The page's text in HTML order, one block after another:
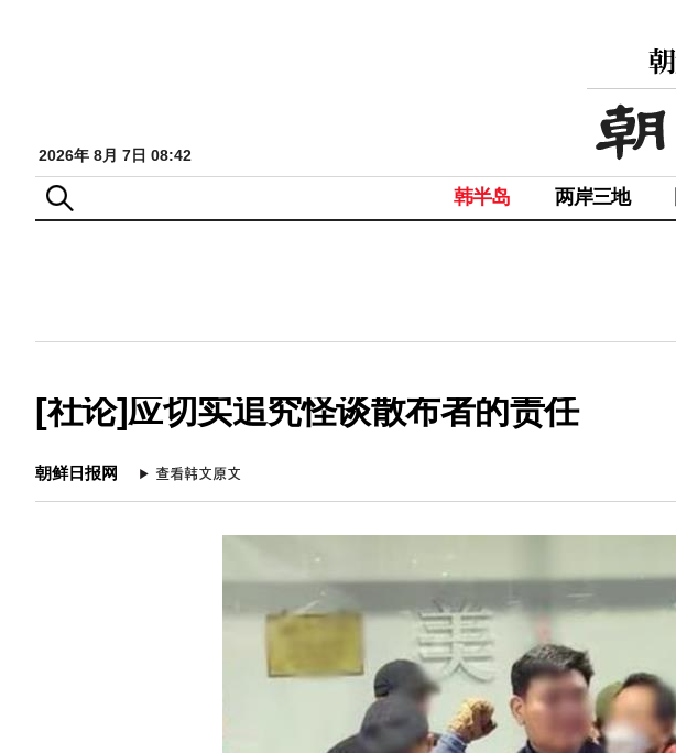
2026年 8月 7日 08:42
韩半岛 两岸三地
[社论]应切实追究怪谈散布者的责任
朝鲜日报网